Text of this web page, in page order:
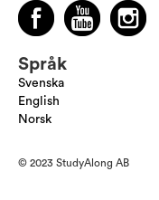
Språk
Svenska
English
Norsk
© 2023 StudyAlong AB